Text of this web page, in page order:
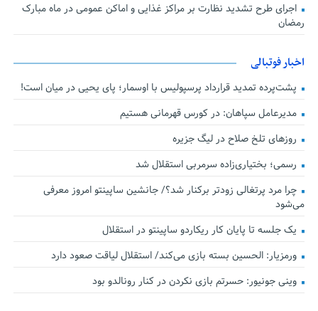
اجرای طرح تشدید نظارت بر مراکز غذایی و اماکن عمومی در ماه مبارک
رمضان
اخبار فوتبالی
پشت‌پرده تمدید قرارداد پرسپولیس با اوسمار؛ پای یحیی در میان است!
مدیرعامل سپاهان: در کورس قهرمانی هستیم
روزهای تلخ صلاح در لیگ جزیره
رسمی؛ بختیاری‌زاده سرمربی استقلال شد
چرا مرد پرتغالی زودتر برکنار شد؟/ جانشین ساپینتو امروز معرفی
می‌شود
یک جلسه تا پایان کار ریکاردو ساپینتو در استقلال
ورمزیار: الحسین بسته بازی می‌کند/ استقلال لیاقت صعود دارد
وینی جونیور: حسرتم بازی نکردن در کنار رونالدو بود